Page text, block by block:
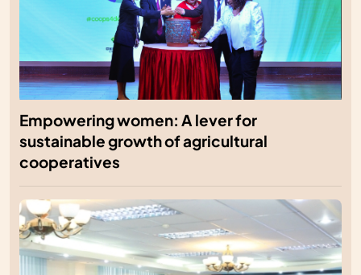
Empowering women: A lever for
sustainable growth of agricultural
cooperatives